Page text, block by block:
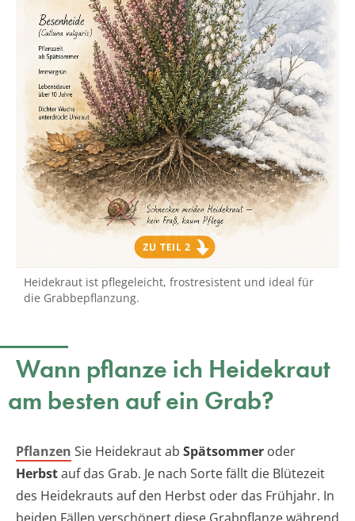
Heidekraut ist pflegeleicht, frostresistent und ideal für
die Grabbepflanzung.
Wann pflanze ich Heidekraut
am besten auf ein Grab?
Pflanzen Sie Heidekraut ab Spätsommer oder
Herbstauf das Grab. Je nach Sorte fällt die Blütezeit
des Heidekrauts auf den Herbst oder das Frühjahr. In